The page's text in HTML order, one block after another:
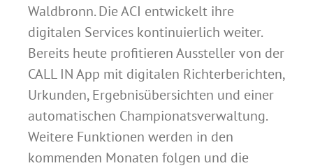
Waldbronn. Die ACI entwickelt ihre
digitalen Services kontinuierlich weiter.
Bereits heute profitieren Aussteller von der
CALL IN App mit digitalen Richterberichten,
Urkunden, Ergebnisübersichten und einer
automatischen Championatsverwaltung.
Weitere Funktionen werden in den
kommenden Monaten folgen und die